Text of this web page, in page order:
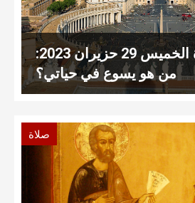
عناوين نشرة الخميس 29 حزيران 2023:
من هو يسوع في حياتي؟
صلاة